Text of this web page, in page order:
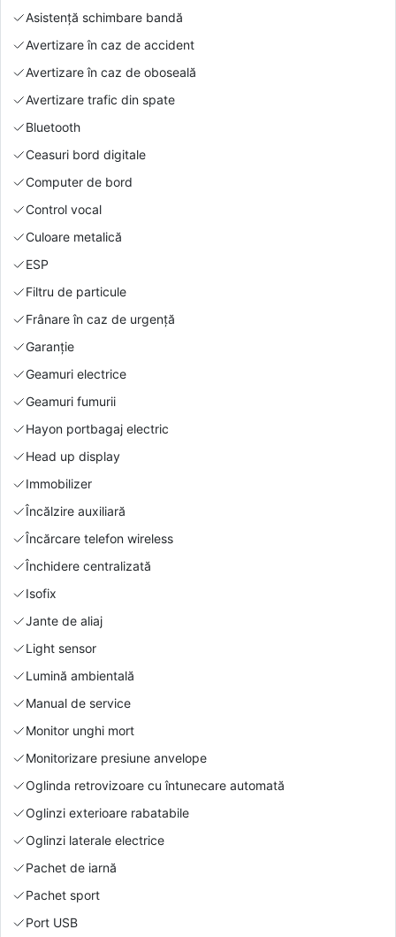
Asistență schimbare bandă
Avertizare în caz de accident
Avertizare în caz de oboseală
Avertizare trafic din spate
Bluetooth
Ceasuri bord digitale
Computer de bord
Control vocal
Culoare metalică
ESP
Filtru de particule
Frânare în caz de urgență
Garanție
Geamuri electrice
Geamuri fumurii
Hayon portbagaj electric
Head up display
Immobilizer
Încălzire auxiliară
Încărcare telefon wireless
Închidere centralizată
Isofix
Jante de aliaj
Light sensor
Lumină ambientală
Manual de service
Monitor unghi mort
Monitorizare presiune anvelope
Oglinda retrovizoare cu întunecare automată
Oglinzi exterioare rabatabile
Oglinzi laterale electrice
Pachet de iarnă
Pachet sport
Port USB